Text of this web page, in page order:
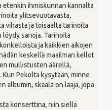
ihmiskunnan kannalta
ylitsevuotavasta,
vihasta ja toisaalta tarinoita
sanoja. Tarinoita
ja kaikkien aikojen
keskellä maailman kellot
mullistusten äärellä,
Kun Pekolta kysytään, minne
albumin, skaala on laaja, jopa
konserttina, niin siellä